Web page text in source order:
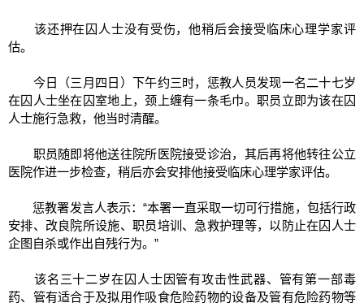
该还押在囚人士没有受伤，他稍后会接受临床心理学家评
估。
今日（三月四日）下午约三时，惩教人员发现一名二十七岁
在囚人士坐在囚室地上，颈上缠有一条毛巾。职员立即为该在囚
人士施行急救，他当时清醒。
职员随即将他送往院所医院接受诊治，其后再将他转往公立
医院作进一步检查，稍后亦会安排他接受临床心理学家评估。
惩教署发言人表示：“本署一直采取一切可行措施，包括行政
安排、改良院所设施、职员培训、急救护理等，以防止在囚人士
企图自杀或作出自残行为。”
该名三十二岁在囚人士因管有攻击性武器、管有第一部毒
药、管有适合于及拟用作吸食危险药物的设备及管有危险药物等